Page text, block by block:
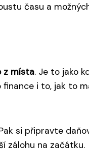
času a
z místa. Je to jako
i to, jak to
si připravte
zálohu na začátku.